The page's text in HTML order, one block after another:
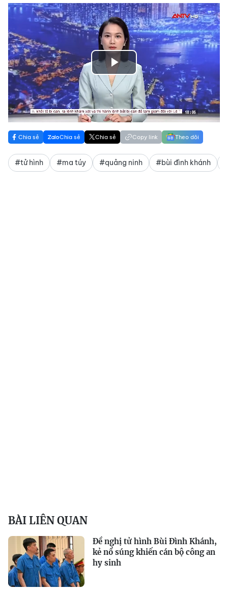
Play
Video
Chia sẻ Chia sẻ Chia sẻ Copy link Theo dõi
#tử hình #ma túy #quảng ninh #bùi đình khánh
BÀI LIÊN QUAN
Đề nghị tử hình Bùi Đình Khánh,
kẻ nổ súng khiến cán bộ công an
hy sinh